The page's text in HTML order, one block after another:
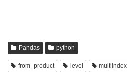
Pandas python
from_product level multiindex